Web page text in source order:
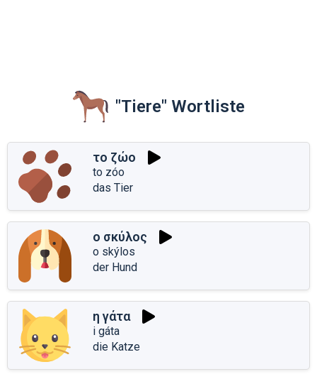
"Tiere" Wortliste
το ζώο
to zóo
das Tier
ο σκύλος
o skýlos
der Hund
η γάτα
i gáta
die Katze